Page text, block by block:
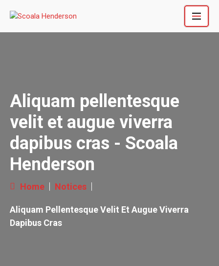
Aliquam pellentesque
velit et augue viverra
dapibus cras - Scoala
Henderson
Home Notices
Aliquam Pellentesque Velit Et Augue Viverra
Dapibus Cras